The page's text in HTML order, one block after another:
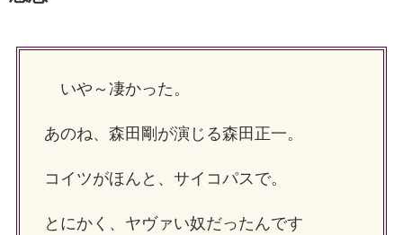
いや～凄かった。
あのね、森田剛が演じる森田正一。
コイツがほんと、サイコパスで。
とにかく、ヤヴァい奴だったんです